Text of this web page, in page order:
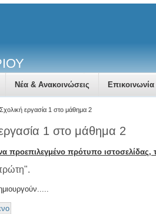
Νέα & Ανακοινώσεις Επικοινωνία
Σχολική εργασία 1 στο μάθημα 2
1 στο μάθημα 2
προεπιλεγμένο πρότυπο